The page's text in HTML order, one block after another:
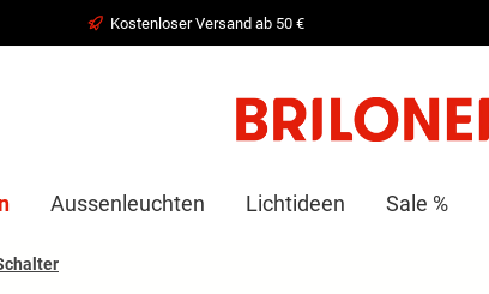
Kostenloser Versand ab 50 €
Aussenleuchten Lichtideen Sale %